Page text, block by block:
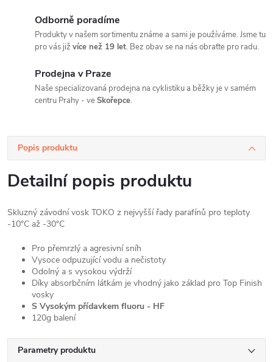
Odborně poradíme
Produkty v našem sortimentu známe a sami je používáme. Jsme tu
pro vás již více než 19 let. Bez obav se na nás obraťte pro radu.
Prodejna v Praze
Naše specializovaná prodejna na cyklistiku a běžky je v samém
centru Prahy - veSkořepce.
Popis produktu
Detailní popis produktu
Skluzný závodní vosk TOKO z nejvyšší řady parafínů pro teploty
-10°C až -30°C
Pro přemrzlý a agresivní sníh
Vysoce odpuzující vodu a nečistoty
Odolný a s vysokou výdrží
Díky absorbčním látkám je vhodný jako základ pro Top Finish
vosky
S Vysokým přídavkem fluoru - HF
120g balení
Parametry produktu